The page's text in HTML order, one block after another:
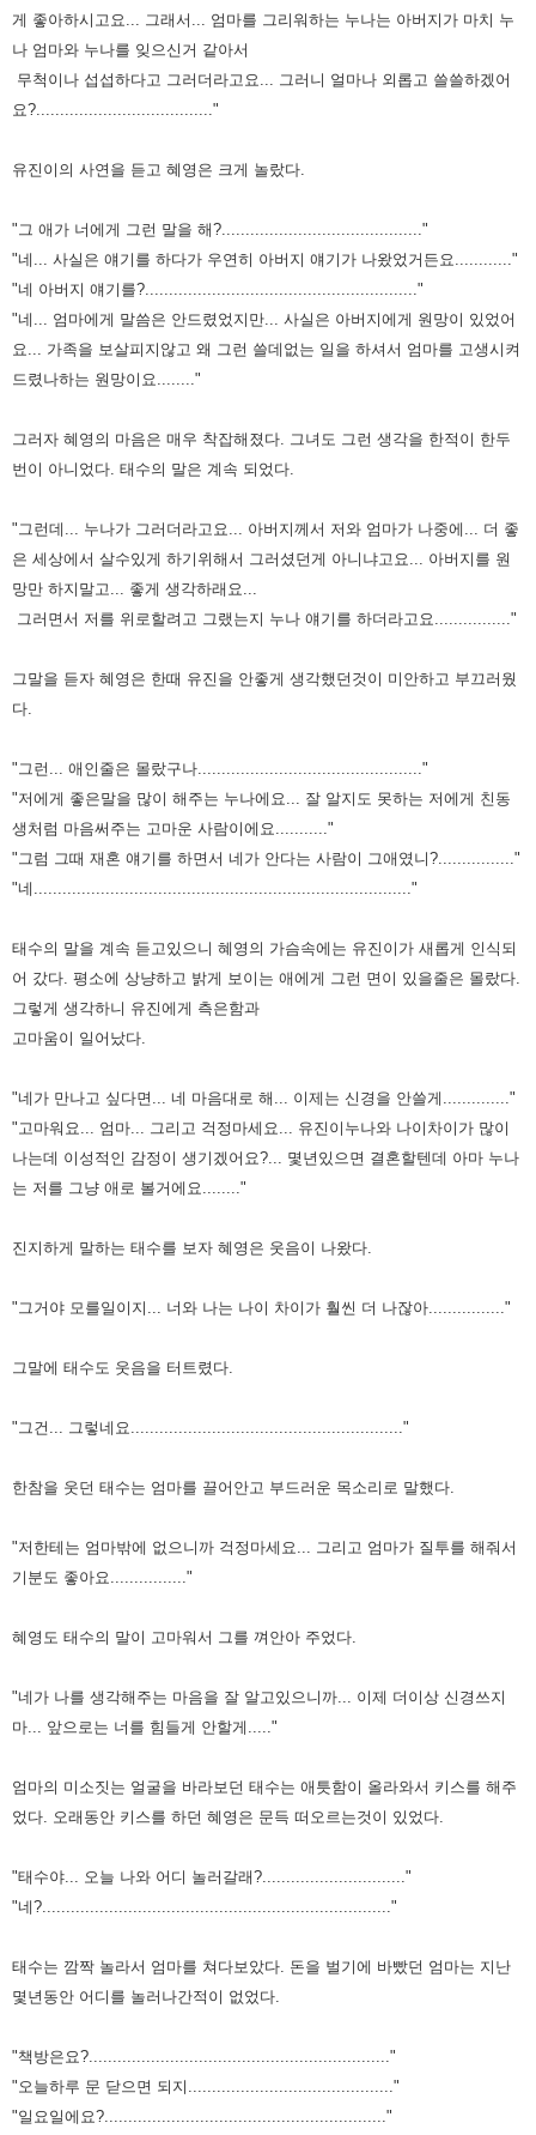
게 좋아하시고요... 그래서... 엄마를 그리워하는 누나는 아버지가 마치 누
나 엄마와 누나를 잊으신거 같아서
무척이나 섭섭하다고 그러더라고요... 그러니 얼마나 외롭고 쓸쓸하겠어
요?....................................."
유진이의 사연을 듣고 혜영은 크게 놀랐다.
"그 애가 너에게 그런 말을 해?.........................................."
"네... 사실은 얘기를 하다가 우연히 아버지 얘기가 나왔었거든요............"
"네 아버지 얘기를?........................................................."
"네... 엄마에게 말씀은 안드렸었지만... 사실은 아버지에게 원망이 있었어
요... 가족을 보살피지않고 왜 그런 쓸데없는 일을 하셔서 엄마를 고생시켜
드렸나하는 원망이요........"
그러자 혜영의 마음은 매우 착잡해졌다. 그녀도 그런 생각을 한적이 한두
번이 아니었다. 태수의 말은 계속 되었다.
"그런데... 누나가 그러더라고요... 아버지께서 저와 엄마가 나중에... 더 좋
은 세상에서 살수있게 하기위해서 그러셨던게 아니냐고요... 아버지를 원
망만 하지말고... 좋게 생각하래요...
그러면서 저를 위로할려고 그랬는지 누나 얘기를 하더라고요................"
그말을 듣자 혜영은 한때 유진을 안좋게 생각했던것이 미안하고 부끄러웠
다.
"그런... 애인줄은 몰랐구나..............................................."
"저에게 좋은말을 많이 해주는 누나에요... 잘 알지도 못하는 저에게 친동
생처럼 마음써주는 고마운 사람이에요..........."
"그럼 그때 재혼 얘기를 하면서 네가 안다는 사람이 그애였니?................"
"네..............................................................................."
태수의 말을 계속 듣고있으니 혜영의 가슴속에는 유진이가 새롭게 인식되
어 갔다. 평소에 상냥하고 밝게 보이는 애에게 그런 면이 있을줄은 몰랐다.
그렇게 생각하니 유진에게 측은함과
고마움이 일어났다.
"네가 만나고 싶다면... 네 마음대로 해... 이제는 신경을 안쓸게.............."
"고마워요... 엄마... 그리고 걱정마세요... 유진이누나와 나이차이가 많이
나는데 이성적인 감정이 생기겠어요?... 몇년있으면 결혼할텐데 아마 누나
는 저를 그냥 애로 볼거에요........"
진지하게 말하는 태수를 보자 혜영은 웃음이 나왔다.
"그거야 모를일이지... 너와 나는 나이 차이가 훨씬 더 나잖아................"
그말에 태수도 웃음을 터트렸다.
"그건... 그렇네요........................................................."
한참을 웃던 태수는 엄마를 끌어안고 부드러운 목소리로 말했다.
"저한테는 엄마밖에 없으니까 걱정마세요... 그리고 엄마가 질투를 해줘서
기분도 좋아요................"
혜영도 태수의 말이 고마워서 그를 껴안아 주었다.
"네가 나를 생각해주는 마음을 잘 알고있으니까... 이제 더이상 신경쓰지
마... 앞으로는 너를 힘들게 안할게....."
엄마의 미소짓는 얼굴을 바라보던 태수는 애틋함이 올라와서 키스를 해주
었다. 오래동안 키스를 하던 혜영은 문득 떠오르는것이 있었다.
"태수야... 오늘 나와 어디 놀러갈래?.............................."
"네?........................................................................."
태수는 깜짝 놀라서 엄마를 쳐다보았다. 돈을 벌기에 바빴던 엄마는 지난
몇년동안 어디를 놀러나간적이 없었다.
"책방은요?..............................................................."
"오늘하루 문 닫으면 되지..........................................."
"일요일에요?..........................................................."